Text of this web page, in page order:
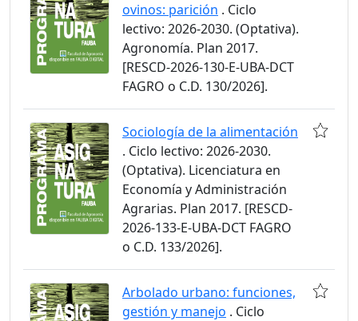
ovinos: parición . Ciclo
lectivo: 2026-2030. (Optativa).
Agronomía. Plan 2017.
[RESCD-2026-130-E-UBA-DCT
FAGRO o C.D. 130/2026].
Sociología de la alimentación
. Ciclo lectivo: 2026-2030.
(Optativa). Licenciatura en
Economía y Administración
Agrarias. Plan 2017. [RESCD-
2026-133-E-UBA-DCT FAGRO
o C.D. 133/2026].
Arbolado urbano: funciones,
gestión y manejo . Ciclo